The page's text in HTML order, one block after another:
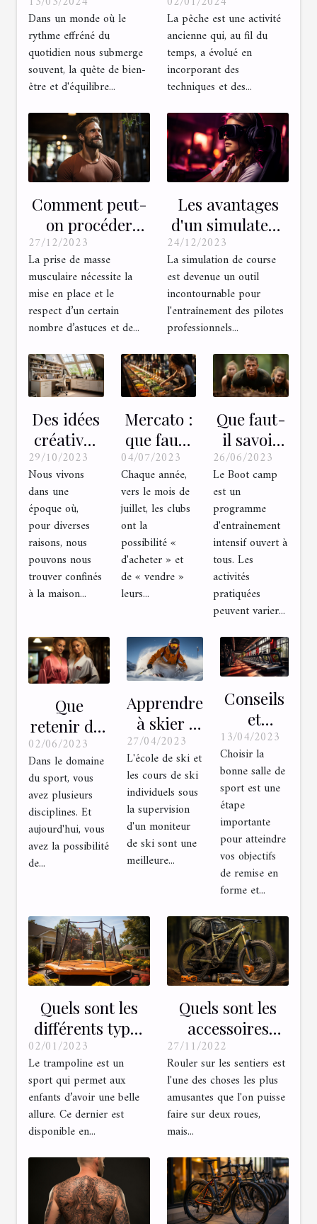
tendance qui
gagne du terrain
Dans un monde où le
rythme effréné du
quotidien nous submerge
souvent, la quête de bien-
être et d'équilibre...
leurres de pêche
La pêche est une activité
ancienne qui, au fil du
temps, a évolué en
incorporant des
techniques et des...
Comment peut-
on procéder
pour prendre
efficacement du
muscle ?
27/12/2023
La prise de masse
musculaire nécessite la
mise en place et le
respect d’un certain
nombre d’astuces et de...
Les avantages
d'un simulateur
de course pour
l'entraînement
des pilotes
24/12/2023
La simulation de course
est devenue un outil
incontournable pour
l'entraînement des pilotes
professionnels...
Des idées
créatives
pour
rester
actif à la
maison
29/10/2023
Nous vivons
dans une
époque où,
pour diverses
raisons, nous
pouvons nous
trouver confinés
à la maison...
Mercato :
que faut-
il savoir ?
04/07/2023
Chaque année,
vers le mois de
juillet, les clubs
ont la
possibilité «
d'acheter » et
de « vendre »
leurs...
Que faut-
il savoir
sur le
boot
camp?
26/06/2023
Le Boot camp
est un
programme
d'entraînement
intensif ouvert à
tous. Les
activités
pratiquées
peuvent varier...
Que
retenir des
marques
de
kimonos
de JJB
disponibles
?
02/06/2023
Dans le domaine
du sport, vous
avez plusieurs
disciplines. Et
aujourd'hui, vous
avez la possibilité
de...
Apprendre
à skier :
dans une
école de
ski ou
avec un
moniteur
?
27/04/2023
L'école de ski et
les cours de ski
individuels sous
la supervision
d'un moniteur
de ski sont une
meilleure...
Conseils
et
astuces
pour
choisir
une salle
de sport
13/04/2023
Choisir la
bonne salle de
sport est une
étape
importante
pour atteindre
vos objectifs
de remise en
forme et...
Quels sont les
différents types
de trampoline ?
02/01/2023
Le trampoline est un
sport qui permet aux
enfants d’avoir une belle
allure. Ce dernier est
disponible en...
Quels sont les
accessoires
essentiels que
tout vététiste
devrait avoir ?
27/11/2022
Rouler sur les sentiers est
l'une des choses les plus
amusantes que l'on puisse
faire sur deux roues,
mais...